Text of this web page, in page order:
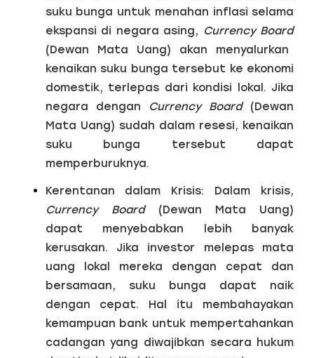
suku bunga untuk menahan inflasi selama
ekspansi di negara asing, Currency Board
(Dewan Mata Uang) akan menyalurkan
kenaikan suku bunga tersebut ke ekonomi
domestik, terlepas dari kondisi lokal. Jika
negara dengan
Currency Board(Dewan
Mata Uang) sudah dalam resesi, kenaikan
suku bunga tersebut dapat
memperburuknya.
Kerentanan dalam Krisis: Dalam krisis,
Currency Board(Dewan Mata Uang)
dapat menyebabkan lebih banyak
kerusakan. Jika investor melepas mata
uang lokal mereka dengan cepat dan
bersamaan, suku bunga dapat naik
dengan cepat. Hal itu membahayakan
kemampuan bank untuk mempertahankan
cadangan yang diwajibkan secara hukum